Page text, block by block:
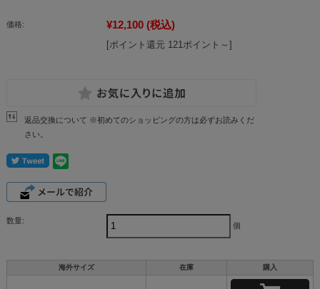
価格: ¥12,100 (税込)
[ポイント還元 121ポイント～]
返品交換について ※初めてのショッピングの方は必ずお読みくだ
さい。
数量:
個
海外サイズ 在庫 購入